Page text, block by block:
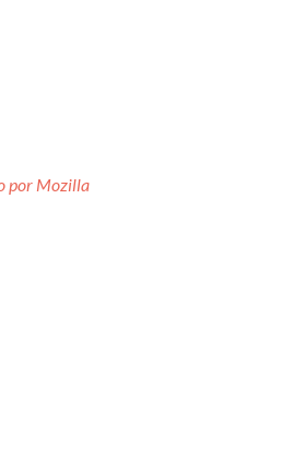
por Mozilla